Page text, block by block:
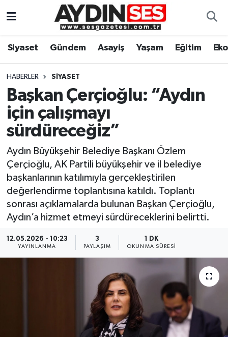
Siyaset Gündem Asayiş Yaşam Eğitim
HABERLER SIYASET
Başkan Çerçioğlu: “Aydın
için çalışmayı
sürdüreceğiz”
Aydın Büyükşehir Belediye Başkanı Özlem
Çerçioğlu, AK Partili büyükşehir ve il belediye
başkanlarının katılımıyla gerçekleştirilen
değerlendirme toplantısına katıldı. Toplantı
sonrası açıklamalarda bulunan Başkan Çerçioğlu,
Aydın’a hizmet etmeyi sürdüreceklerini belirtti.
12.05.2026 - 10:23
YAYINLANMA
3
PAYLAŞIM
1 DK
OKUNMA SÜRESI
Gündem
Siyaset
Ekonomi
Eğitim
Kültür Sanat
Spor
Aydın Hava Durumu
Aydin Namaz Vakitleri
Aydın Trafik Yoğunluk Haritası
Süper Lig Puan Durumu ve Fikstür
Tüm Manşetler
Son Dakika Haberleri
Haber Arşivi